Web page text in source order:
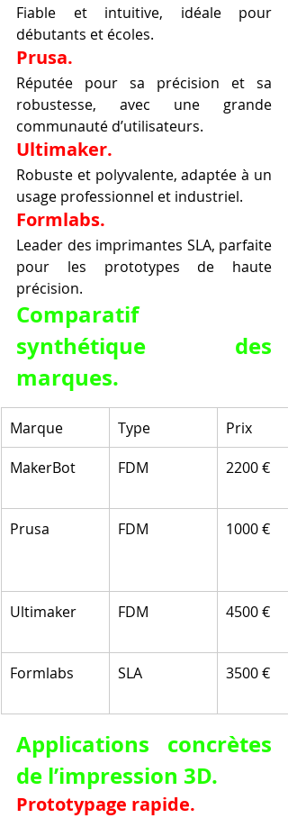
Fiable et intuitive, idéale pour
débutants et écoles.
Prusa.
Réputée pour sa précision et sa
robustesse, avec une grande
communauté d’utilisateurs.
Ultimaker.
Robuste et polyvalente, adaptée à un
usage professionnel et industriel.
Formlabs.
Leader des imprimantes SLA, parfaite
pour les prototypes de haute
précision.
Comparatif
synthétique des
marques.
Marque Type
Prix
MakerBot
FDM 2200 €
Prusa FDM 1000 €
Ultimaker FDM 4500 €
Formlabs SLA 3500 €
Applications concrètes
de l’impression 3D.
Prototypage rapide.